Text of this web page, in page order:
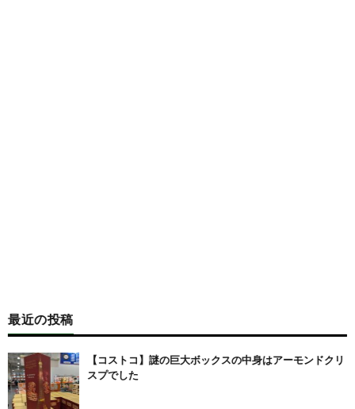
最近の投稿
【コストコ】謎の巨大ボックスの中身はアーモンドクリ
スプでした